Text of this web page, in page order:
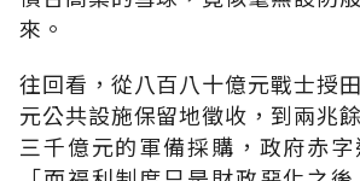
來。
往回看，從八百八十億元戰士授
元公共設施保留地徵收，到兩兆
三千億元的軍備採購，政府赤字